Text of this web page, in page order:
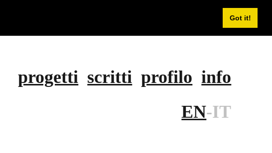
Got it!
progetti scritti profilo info
EN-IT